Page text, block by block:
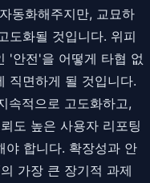
동화해주지만, 교묘하
도화될 것입니다. 위피
'안전'을 어떻게 타협 없
직면하게 될 것입니다.
속적으로 고도화하고,
도 높은 사용자 리포팅
야 합니다. 확장성과 안
의 가장 큰 장기적 과제